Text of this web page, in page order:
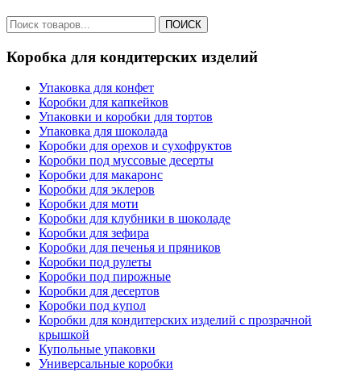
ПОИСК
Коробка для кондитерских изделий
Упаковка для конфет
Коробки для капкейков
Упаковки и коробки для тортов
Упаковка для шоколада
Коробки для орехов и сухофруктов
Коробки под муссовые десерты
Коробки для макаронс
Коробки для эклеров
Коробки для моти
Коробки для клубники в шоколаде
Коробки для зефира
Коробки для печенья и пряников
Коробки под рулеты
Коробки под пирожные
Коробки для десертов
Коробки под купол
Коробки для кондитерских изделий с прозрачной
крышкой
Купольные упаковки
Универсальные коробки